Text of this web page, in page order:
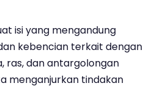
isi yang mengandung
kebencian terkait dengan
ras, dan antargolongan
menganjurkan tindakan